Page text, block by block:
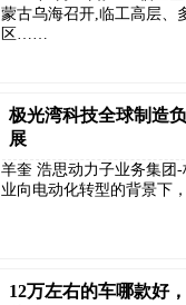
蒙古乌海召开,临工高层、
区……
极光湾科技全球制造
展
羊奎 浩思动力子业务集团
业向电动化转型的背景下
12万左右的车哪款好